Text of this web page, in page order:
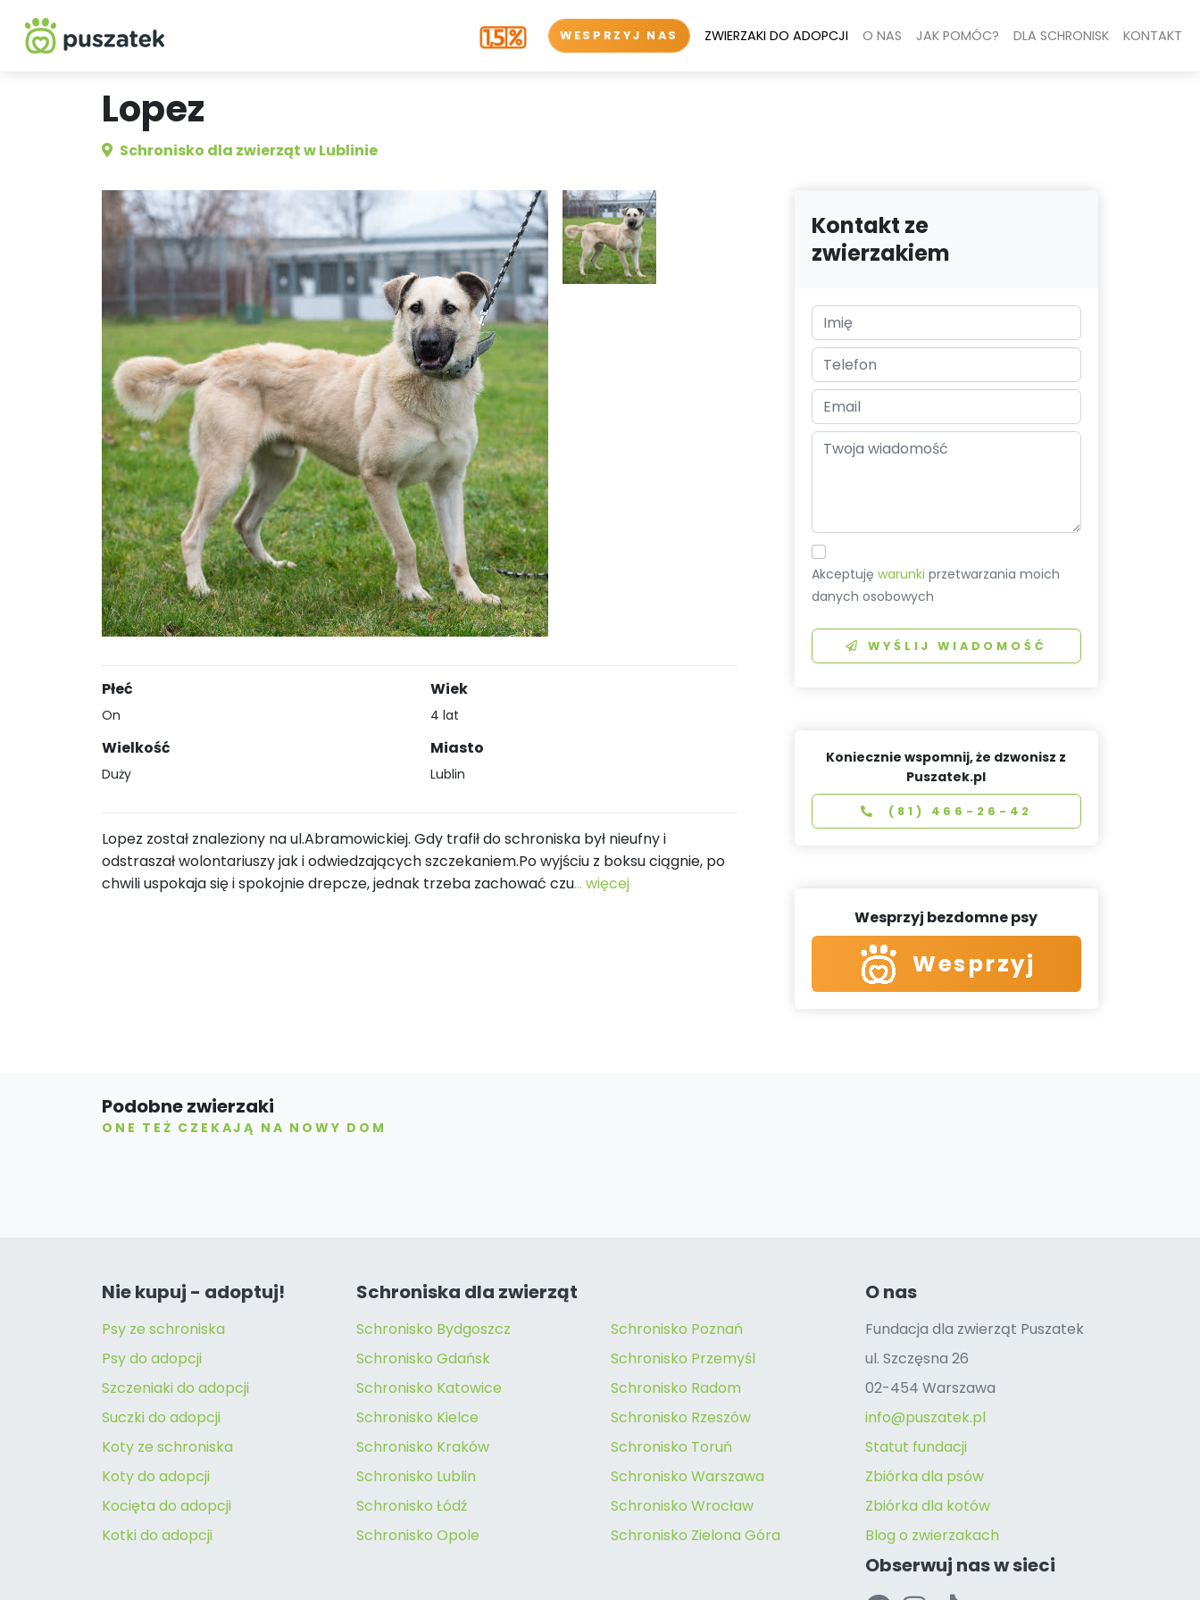
WESPRZYJ NAS ZWIERZAKI DO ADOPCJI O NAS JAK POMÓC? DLA SCHRONISK KONTAKT
Lopez
Schronisko dla zwierząt w Lublinie
Płeć
On
Wielkość
Duży
Wiek
4 lat
Miasto
Lublin
Lopez został znaleziony na ul.Abramowickiej. Gdy trafił do schroniska był nieufny i
odstraszał wolontariuszy jak i odwiedzających szczekaniem.Po wyjściu z boksu ciągnie, po
chwili uspokaja się i spokojnie drepcze, jednak trzeba zachować czu... więcej
Kontakt ze
zwierzakiem
Akceptujęwarunki przetwarzania moich
danych osobowych
WYŚLIJ WIADOMOŚĆ
Koniecznie wspomnij, że dzwonisz z
Puszatek.pl
(81) 466-26-42
Wesprzyj bezdomne psy
Wesprzyj
Podobne zwierzaki
ONE TEŻ CZEKAJĄ NA NOWY DOM
Nie kupuj - adoptuj!
Psy ze schroniska
Psy do adopcji
Szczeniaki do adopcji
Suczki do adopcji
Koty ze schroniska
Koty do adopcji
Kocięta do adopcji
Kotki do adopcji
Schroniska dla zwierząt
Schronisko Bydgoszcz
Schronisko Gdańsk
Schronisko Katowice
Schronisko Kielce
Schronisko Kraków
Schronisko Lublin
Schronisko Łódź
Schronisko Opole
Schronisko Poznań
Schronisko Przemyśl
Schronisko Radom
Schronisko Rzeszów
Schronisko Toruń
Schronisko Warszawa
Schronisko Wrocław
Schronisko Zielona Góra
O nas
Fundacja dla zwierząt Puszatek
ul. Szczęsna 26
02-454 Warszawa
info@puszatek.pl
Statut fundacji
Zbiórka dla psów
Zbiórka dla kotów
Blog o zwierzakach
Obserwuj nas w sieci